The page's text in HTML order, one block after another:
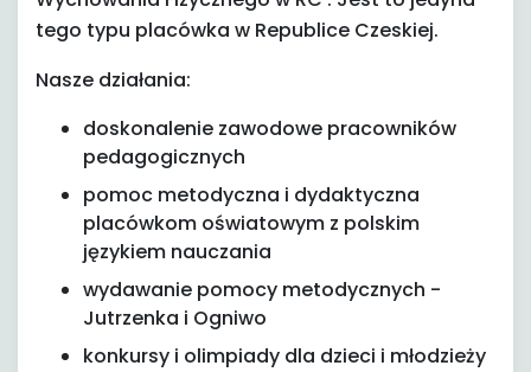
tego typu placówka w Republice Czeskiej.
Nasze działania:
doskonalenie zawodowe pracowników
pedagogicznych
pomoc metodyczna i dydaktyczna
placówkom oświatowym z polskim
językiem nauczania
wydawanie pomocy metodycznych -
Jutrzenka i Ogniwo
konkursy i olimpiady dla dzieci i młodzieży